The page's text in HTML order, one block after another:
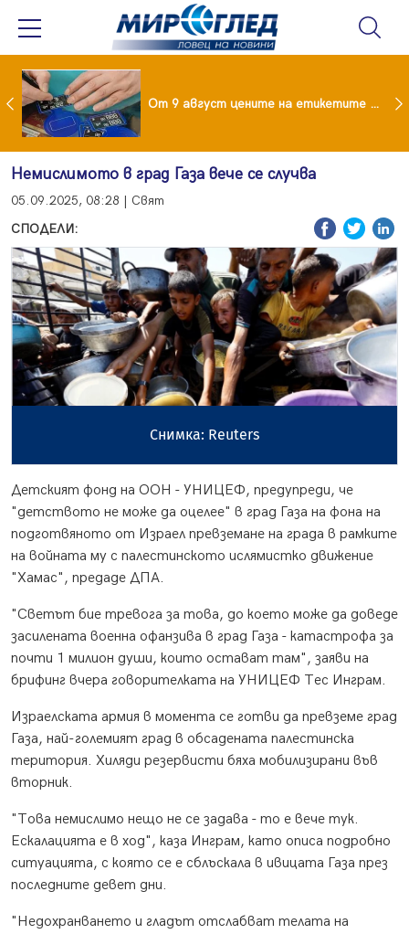
Проект за изграждане на 13-етажна "мегаджамия" разгневи жителите на Лондон От 9 август цените на етикетите само в евро
Немислимото в град Газа вече се случва
05.09.2025, 08:28 | Свят
СПОДЕЛИ:
Снимка: Reuters
Детският фонд на ООН - УНИЦЕФ, предупреди, че
"детството не може да оцелее" в град Газа на фона на
подготвяното от Израел превземане на града в рамките
на войната му с палестинското ислямистко движение
"Хамас", предаде ДПА.
"Светът бие тревога за това, до което може да доведе
засилената военна офанзива в град Газа - катастрофа за
почти 1 милион души, които остават там", заяви на
брифинг вчера говорителката на УНИЦЕФ Тес Инграм.
Израелската армия в момента се готви да превземе град
Газа, най-големият град в обсадената палестинска
територия. Хиляди резервисти бяха мобилизирани във
вторник.
"Това немислимо нещо не се задава - то е вече тук.
Ескалацията е в ход", каза Инграм, като описа подробно
ситуацията, с която се е сблъскала в ивицата Газа през
последните девет дни.
"Недохранването и гладът отслабват телата на